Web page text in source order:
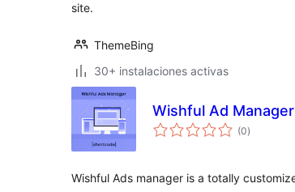
site.
ThemeBing
30+ instalaciones activas
Wishful Ad Manager
(0en
)
Wishful Ads manager is a totally